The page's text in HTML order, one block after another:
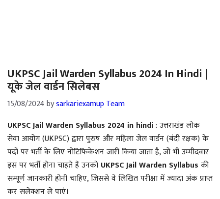
UKPSC Jail Warden Syllabus 2024 In Hindi |
यूके जेल वार्डन सिलेबस
15/08/2024bysarkariexamup Team
UKPSC Jail Warden Syllabus 2024 in hindi: उत्तराखंड लोक
सेवा आयोग (UKPSC) द्वारा पुरुष और महिला जेल वार्डन (बंदी रक्षक) के
पदों पर भर्ती के लिए नोटिफिकेशन जारी किया जाता है, जो भी उम्मीदवार
इस पर भर्ती होना चाहते हैं उनको UKPSC Jail Warden Syllabus की
सम्पूर्ण जानकारी होनी चाहिए, जिससे वे लिखित परीक्षा में ज्यादा अंक प्राप्त
कर सलेक्शन ले पाएं।